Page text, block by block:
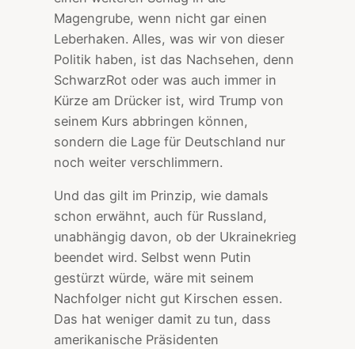
Magengrube, wenn nicht gar einen
Leberhaken. Alles, was wir von dieser
Politik haben, ist das Nachsehen, denn
SchwarzRot oder was auch immer in
Kürze am Drücker ist, wird Trump von
seinem Kurs abbringen können,
sondern die Lage für Deutschland nur
noch weiter verschlimmern.
Und das gilt im Prinzip, wie damals
schon erwähnt, auch für Russland,
unabhängig davon, ob der Ukrainekrieg
beendet wird. Selbst wenn Putin
gestürzt würde, wäre mit seinem
Nachfolger nicht gut Kirschen essen.
Das hat weniger damit zu tun, dass
amerikanische Präsidenten